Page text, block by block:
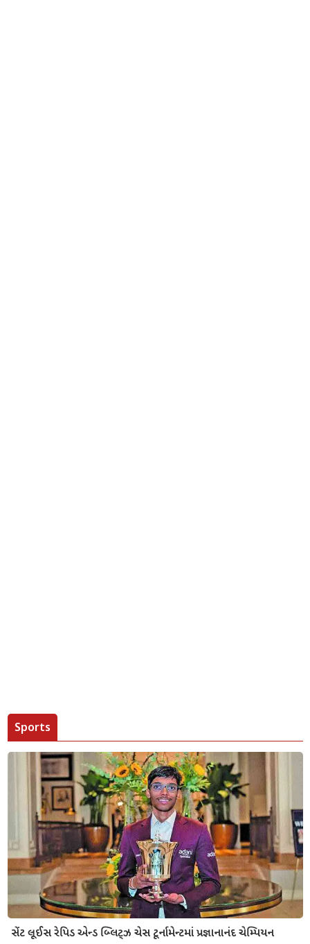
Sports
સેંટ લૂઈસ રેપિડ એન્ડ બ્લિટ્ઝ ચેસ ટૂર્નામેન્ટમાં પ્રજ્ઞાનાનંદ ચેમ્પિયન